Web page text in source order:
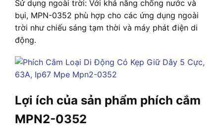
Sử dụng ngoài trời: Với khả năng chống nước và
bụi, MPN-0352 phù hợp cho các ứng dụng ngoài
trời như chiếu sáng tạm thời và máy phát điện di
động.
Lợi ích của sản phẩm phích cắm
MPN2-0352